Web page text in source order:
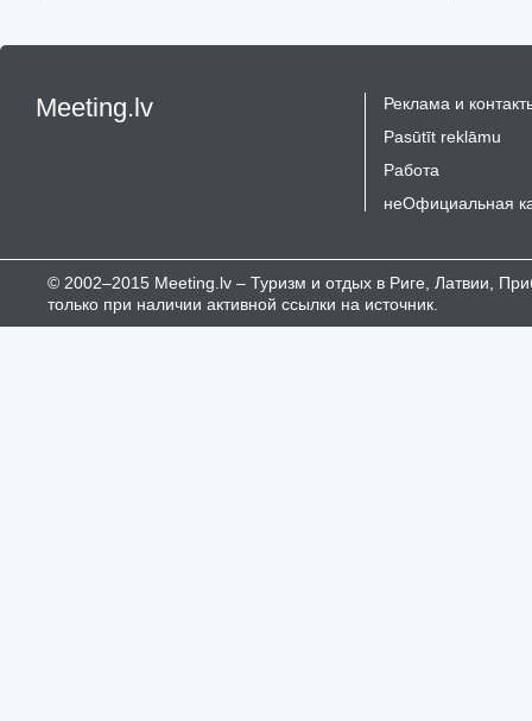
Meeting.lv
Реклама и
Pasūtīt reklāmu
Работа
неОфициальная
© 2002–2015 Meeting.lv – Туризм и отдых в Риге, Латвии,
только при наличии активной ссылки на источник.